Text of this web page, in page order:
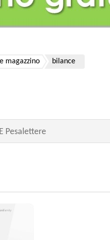
magazzino bilance
Pesalettere